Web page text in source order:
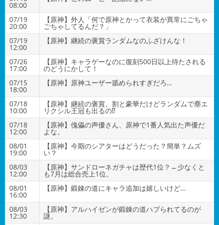
08:00
07/19
20:00
【原神】外人「何で原神とかって衣装が異常にごちゃ
ごちゃしてるんだ？」
07/19
12:00
【原神】継続の褒賞ランダムなのふざけんな！
07/26
17:00
【原神】キャラゲーなのに復刻500日以上待たされる
のどうにかして！
07/15
18:00
【原神】原神ユーザー舐められすぎだろ…
07/18
10:00
【原神】継続の褒賞、割と豪華だけどランダムで塵エ
リクシル王冠も出るの⁉
07/18
12:00
【原神】傀儡の声優さん、原神で1番人気出た声優だ
よな。
08/01
19:00
【原神】今期のシアターはどうだった？簡単？ムズ
い？
08/03
12:00
【原神】サンドローネガチャは歴代1位？←少なくと
も7月は総合売上1位。
08/01
16:00
【原神】鍛錬の道にキャラ追加は嬉しいけど…
08/03
12:30
【原神】アルハイゼンが鍛錬の道ハブられてるのが
謎。